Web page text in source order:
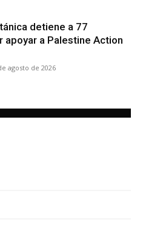
detiene a 77
apoyar a Palestine Action
agosto de 2026